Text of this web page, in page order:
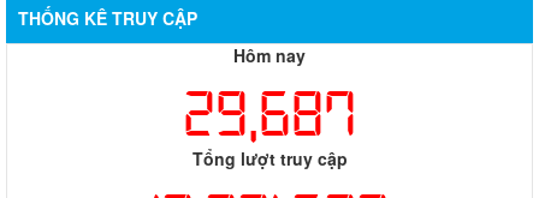
THỐNG KÊ TRUY CẬP
Hôm nay
29,687
Tổng lượt truy cập